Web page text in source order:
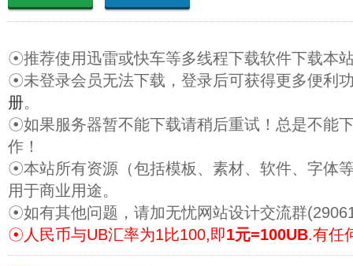
☉推荐使用迅雷或快车等多线程下载软件下载本
☉未登录会员无法下载，登录后可获得更多便利
册。
☉如果服务器暂不能下载请稍后重试！总是不能
作！
☉本站所有资源（包括模板、素材、软件、字体
用于商业用途。
☉如有其他问题，请加无忧网站设计交流群
☉人民币与UB汇率为1比100,即1元=100UB.有任